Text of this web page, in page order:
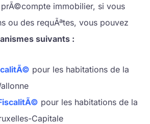
immobilier, si vous
ou des requÃªtes, vous pouvez
suivants :
pour les habitations de la
pour les habitations de la
Capitale